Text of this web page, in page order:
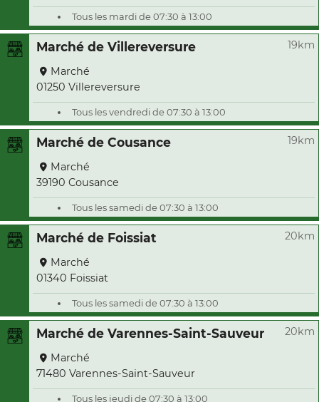
Tous les mardi de 07:30 à 13:00
Marché de Villereversure 19km
Marché
01250 Villereversure
Tous les vendredi de 07:30 à 13:00
Marché de Cousance 19km
Marché
39190 Cousance
Tous les samedi de 07:30 à 13:00
Marché de Foissiat 20km
Marché
01340 Foissiat
Tous les samedi de 07:30 à 13:00
Marché de Varennes-Saint-Sauveur 20km
Marché
71480 Varennes-Saint-Sauveur
Tous les jeudi de 07:30 à 13:00